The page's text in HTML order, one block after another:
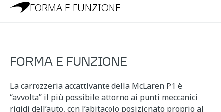
FORMA E FUNZIONE
FORMA E FUNZIONE
La carrozzeria accattivante della McLaren P1 è
“avvolta” il più possibile attorno ai punti meccanici
rigidi dell’auto, con l’abitacolo posizionato proprio al